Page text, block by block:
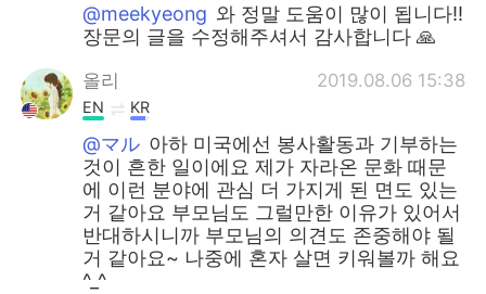
@meekyeong 와 정말 도움이 많이 됩니다!!
장문의 글을 수정해주셔서 감사합니다 🙏
올리 2019.08.06 15:38
EN KR
@マル 아하 미국에선 봉사활동과 기부하는
것이 흔한 일이에요 제가 자라온 문화 때문
에 이런 분야에 관심 더 가지게 된 면도 있는
거 같아요 부모님도 그럴만한 이유가 있어서
반대하시니까 부모님의 의견도 존중해야 될
거 같아요~ 나중에 혼자 살면 키워볼까 해요
^_^